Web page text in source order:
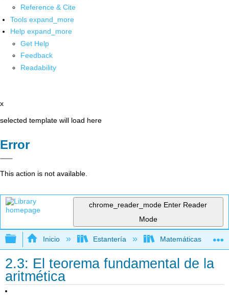
Reference & Cite
Tools expand_more
Help expand_more
Get Help
Feedback
Readability
x
selected template will load here
Error
This action is not available.
chrome_reader_mode Enter Reader
Mode
Expandir/contraer jerarquía global
Inicio Estantería Matemáticas
2.3: El teorema fundamental de la
aritmética